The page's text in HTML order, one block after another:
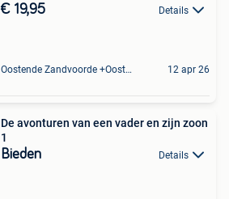
€ 19,95 Details
Oostende Zandvoorde +Oostende 12 apr 26
De avonturen van een vader en zijn zoon
1
Bieden Details